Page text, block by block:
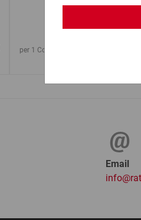
per 1 Confezione
Email